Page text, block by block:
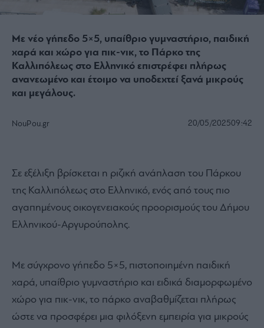
Με νέο γήπεδο 5×5, υπαίθριο γυμναστήριο, παιδική
χαρά και χώρο για πικ-νικ, το Πάρκο της
Καλλιπόλεως στο Ελληνικό επιστρέφει πλήρως
ανανεωμένο και έτοιμο να υποδεχτεί ξανά μικρούς
και μεγάλους.
NouPou.gr 20/05/202509:42
Σε εξέλιξη βρίσκεται η ριζική ανάπλαση του Πάρκου
της Καλλιπόλεως στο Ελληνικό, ενός από τους πιο
αγαπημένους οικογενειακούς προορισμούς του Δήμου
Ελληνικού-Αργυρούπολης.
Με σύγχρονο γήπεδο 5×5, πιστοποιημένη παιδική
χαρά, υπαίθριο γυμναστήριο και ειδικά διαμορφωμένο
χώρο για πικ-νικ, το πάρκο αναβαθμίζεται πλήρως
ώστε να προσφέρει μια φιλόξενη εμπειρία για μικρούς